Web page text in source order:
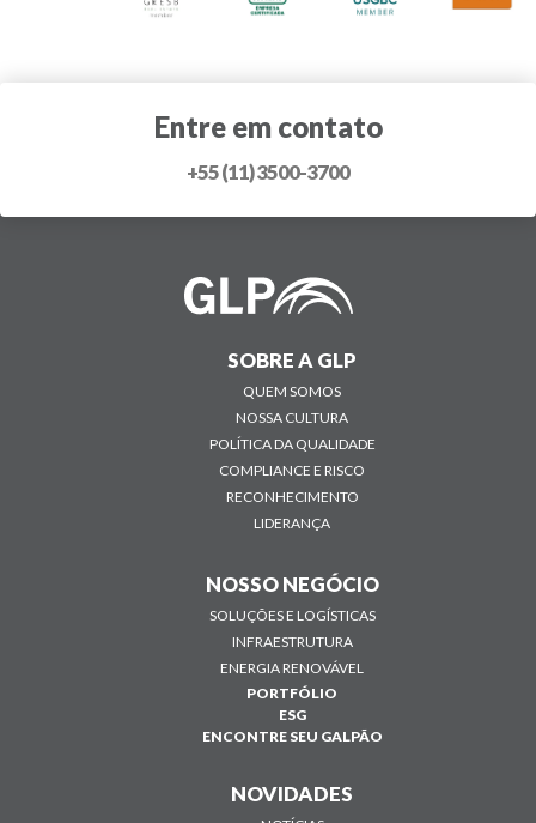
Entre em contato
+55 (11) 3500-3700
SOBRE A GLP
QUEM SOMOS
NOSSA CULTURA
POLÍTICA DA QUALIDADE
COMPLIANCE E RISCO
RECONHECIMENTO
LIDERANÇA
NOSSO NEGÓCIO
SOLUÇÕES E LOGÍSTICAS
INFRAESTRUTURA
ENERGIA RENOVÁVEL
PORTFÓLIO
ESG
ENCONTRE SEU GALPÃO
NOVIDADES